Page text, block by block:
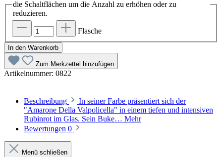
die Schaltflächen um die Anzahl zu erhöhen oder zu
reduzieren.
Flasche
In den Warenkorb
Zum Merkzettel hinzufügen
Artikelnummer: 0822
Beschreibung
In seiner Farbe präsentiert sich der
"Amarone Della Valpolicella" in einem tiefen und intensiven
Rubinrot im Glas. Sein Buke… Mehr
Bewertungen 0
Menü schließen